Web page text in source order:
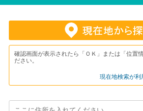
確認画面が表示されたら「ＯＫ」または「位置
ださい。
現在地検索が利